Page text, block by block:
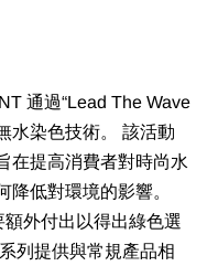
通過“Lead The Wave
水染色技術。 該活動
在提高消費者對時尚水
降低對環境的影響。
外付出以得出綠色選
列提供與常規產品相